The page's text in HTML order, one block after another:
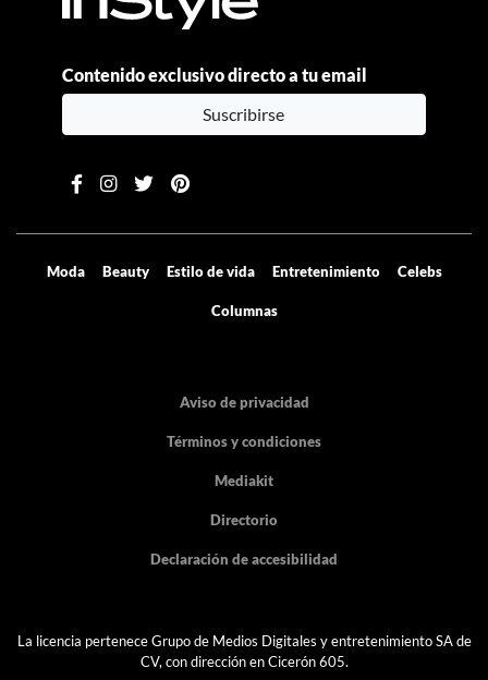
Contenido exclusivo directo a tu email
Suscribirse
Moda Beauty Estilo de vida Entretenimiento Celebs
Columnas
Aviso de privacidad
Términos y condiciones
Mediakit
Directorio
Declaración de accesibilidad
La licencia pertenece Grupo de Medios Digitales y entretenimiento SA de
CV, con dirección en Cicerón 605.